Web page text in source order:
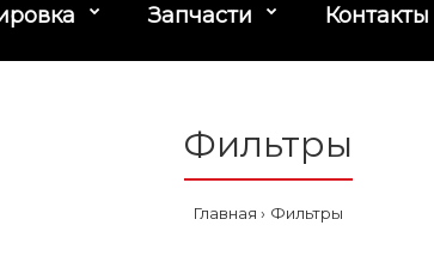
Запчасти Контакты
Фильтры
Главная Фильтры